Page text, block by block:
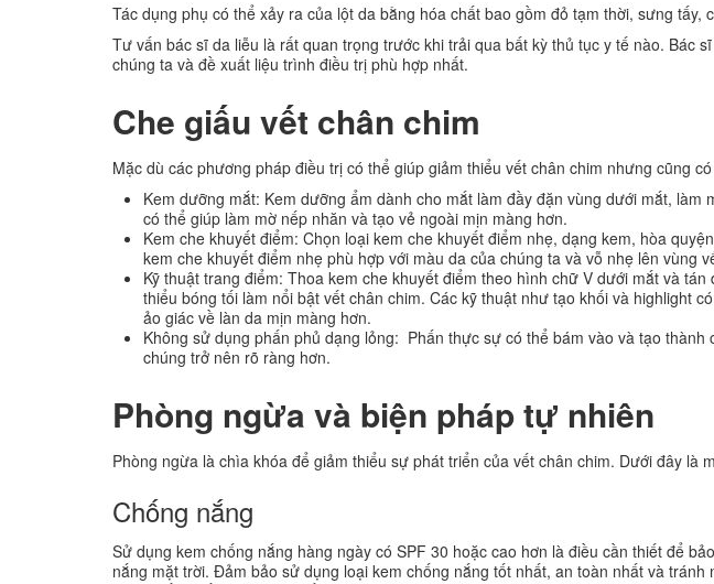
Tác dụng phụ có thể xảy ra của lột da bằng hóa chất bao gồm đỏ tạm thời, sưng tấy,
Tư vấn bác sĩ da liễu là rất quan trọng trước khi trải qua bất kỳ thủ tục y tế nào. Bác
chúng ta và đề xuất liệu trình điều trị phù hợp nhất.
Che giấu vết chân chim
Mặc dù các phương pháp điều trị có thể giúp giảm thiểu vết chân chim nhưng cũng
Kem dưỡng mắt: Kem dưỡng ẩm dành cho mắt làm đầy đặn vùng dưới mắt, làm
có thể giúp làm mờ nếp nhăn và tạo vẻ ngoài mịn màng hơn.
Kem che khuyết điểm: Chọn loại kem che khuyết điểm nhẹ, dạng kem, hòa
kem che khuyết điểm nhẹ phù hợp với màu da của chúng ta và vỗ nhẹ lên vùng
Kỹ thuật trang điểm: Thoa kem che khuyết điểm theo hình chữ V dưới mắt và
thiểu bóng tối làm nổi bật vết chân chim. Các kỹ thuật như tạo khối và highlight
ảo giác về làn da mịn màng hơn.
Không sử dụng phấn phủ dạng lỏng: Phấn thực sự có thể bám vào và tạo
chúng trở nên rõ ràng hơn.
Phòng ngừa và biện pháp tự nhiên
Phòng ngừa là chìa khóa để giảm thiểu sự phát triển của vết chân chim. Dưới đây là
Chống nắng
Sử dụng kem chống nắng hàng ngày có SPF 30 hoặc cao hơn là điều cần thiết để
nắng mặt trời. Đảm bảo sử dụng loại kem chống nắng tốt nhất, an toàn nhất và